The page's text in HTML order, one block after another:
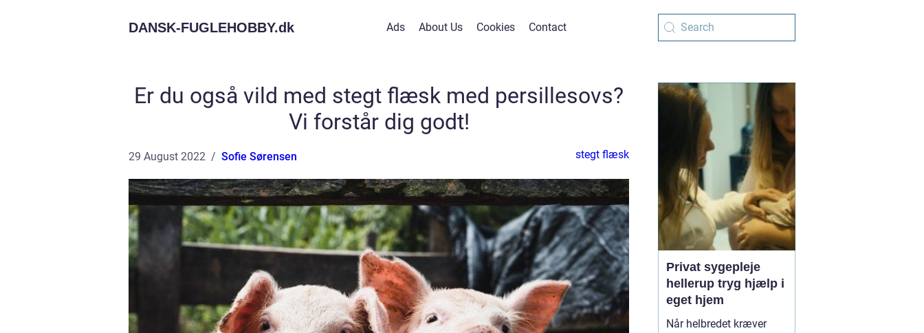
DANSK-FUGLEHOBBY.dk Ads About Us Cookies Contact
Er du også vild med stegt flæsk med persillesovs?
Vi forstår dig godt!
29 August 2022 Sofie Sørensen stegt flæsk
Privat sygepleje
hellerup tryg hjælp i
eget hjem
Når helbredet kræver